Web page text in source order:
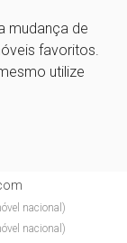
mudança de
favoritos.
utilize
nacional)
nacional)